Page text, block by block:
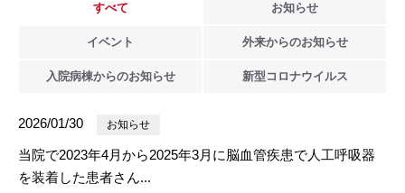
すべて お知らせ
イベント 外来からのお知らせ
入院病棟からのお知らせ 新型 コロナウイルス
2026/01/30 お知らせ
当院で2023年4月から2025年3月に脳血管疾患で人工呼吸器
を装着した患者さん...